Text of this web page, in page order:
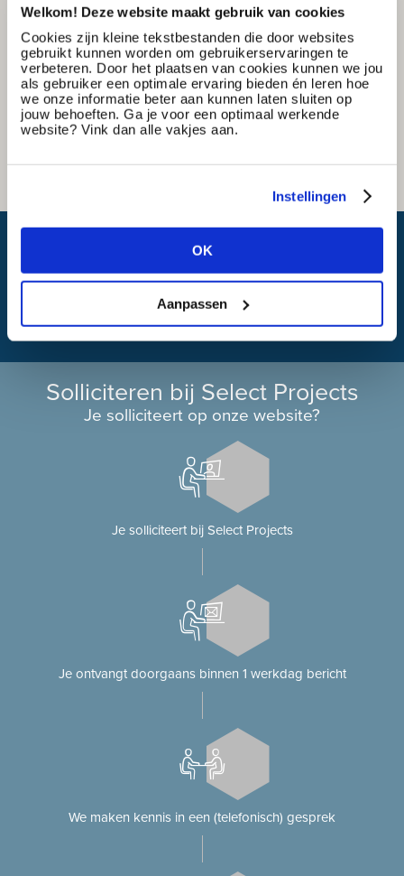
Welkom! Deze website maakt gebruik van cookies
Cookies zijn kleine tekstbestanden die door websites
gebruikt kunnen worden om gebruikerservaringen te
verbeteren. Door het plaatsen van cookies kunnen we jou
als gebruiker een optimale ervaring bieden én leren hoe
we onze informatie beter aan kunnen laten sluiten op
jouw behoeften. Ga je voor een optimaal werkende
website? Vink dan alle vakjes aan.
Instellingen
OK
Aanpassen
Solliciteren bij Select Projects
Je solliciteert op onze website?
Je solliciteert bij Select Projects
Je ontvangt doorgaans binnen 1 werkdag bericht
We maken kennis in een (telefonisch) gesprek